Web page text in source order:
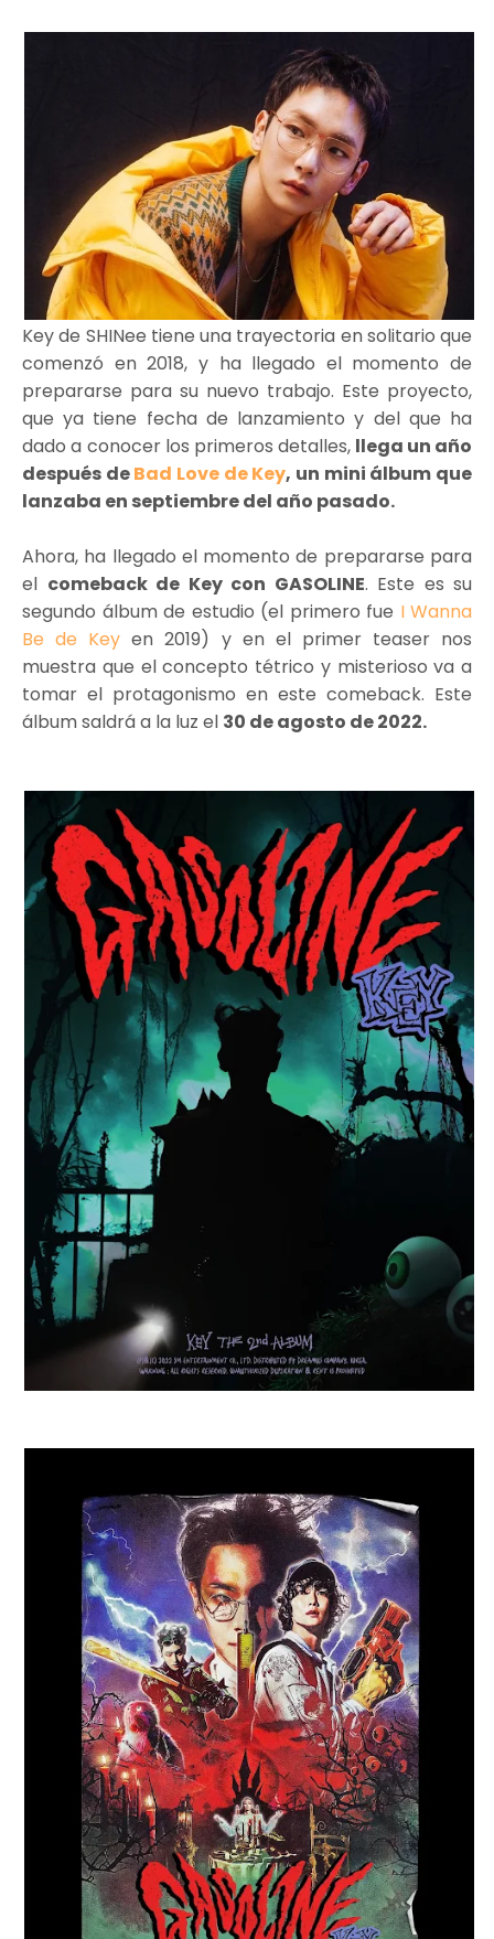
Key de SHINee tiene una trayectoria en solitario que
comenzó en 2018, y ha llegado el momento de
prepararse para su nuevo trabajo. Este proyecto,
que ya tiene fecha de lanzamiento y del que ha
dado a conocer los primeros detalles, llega un año
después deBad Love de Key, un mini álbum que
lanzaba en septiembre del año pasado.
Ahora, ha llegado el momento de prepararse para
el comeback de Key con GASOLINE. Este es su
segundo álbum de estudio (el primero fue I Wanna
Be de Key en 2019) y en el primer teaser nos
muestra que el concepto tétrico y misterioso va a
tomar el protagonismo en este comeback. Este
álbum saldrá a la luz el 30 de agosto de 2022.